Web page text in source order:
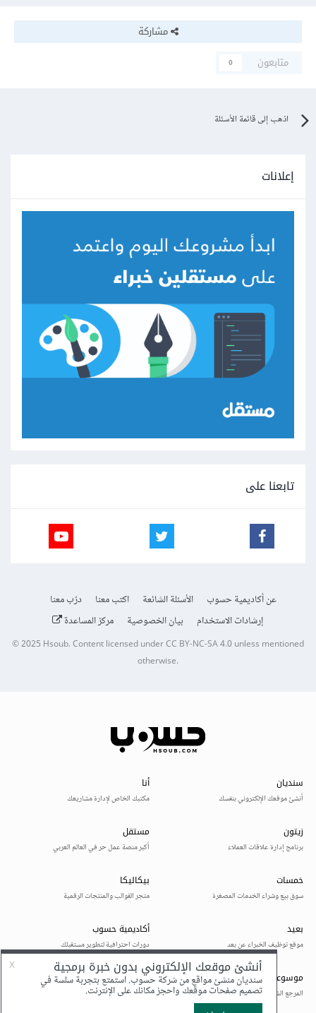
مشاركة
متابعون
0
اذهب إلى قائمة الأسئلة
إعلانات
تابعنا على
عن أكاديمية حسوب الأسئلة الشائعة اكتب معنا
درّب معنا
إرشادات الاستخدام
بيان الخصوصية مركز المساعدة
© 2025Hsoub.Content licensed underCC BY-NC-SA 4.0unless mentioned
otherwise.